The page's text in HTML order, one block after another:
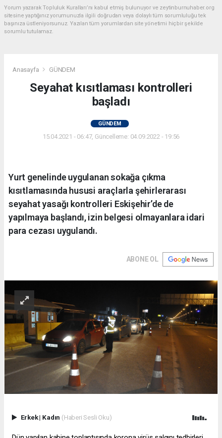
Yorum yazarak Topluluk Kuralları’nı kabul etmiş bulunuyor ve zeytinburnuhaber.org
sitesine yaptığınız yorumunuzla ilgili doğrudan veya dolaylı tüm sorumluluğu tek
başınıza üstleniyorsunuz. Yazılan tüm yorumlardan site yönetimi hiçbir şekilde
sorumlu tutulamaz.
Anasayfa GÜNDEM
Seyahat kısıtlaması kontrolleri
başladı
GÜNDEM
15.04.2021 - 06:47, Güncelleme: 04.09.2022 - 19:56
Yurt genelinde uygulanan sokağa çıkma
kısıtlamasında hususi araçlarla şehirlerarası
seyahat yasağı kontrolleri Eskişehir’de de
yapılmaya başlandı, izin belgesi olmayanlara idari
para cezası uygulandı.
ABONE OL
Erkek| Kadın (Haberi Sesli Oku)